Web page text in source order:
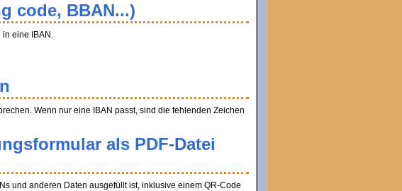
code, BBAN...)
eine IBAN.
Wenn nur eine IBAN passt, sind die fehlenden Zeichen
als PDF-Datei
und anderen Daten ausgefüllt ist, inklusive einem QR-Code